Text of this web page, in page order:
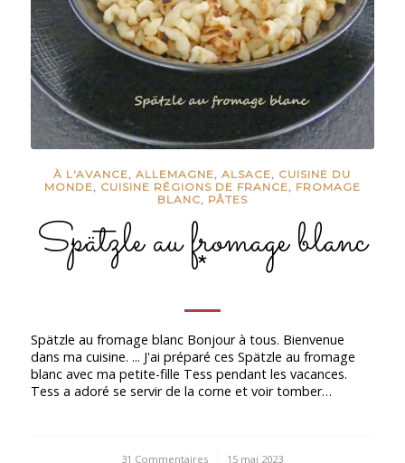
À L'AVANCE,ALLEMAGNE,ALSACE, CUISINE DU
MONDE, CUISINE RÉGIONS DE FRANCE, FROMAGE
BLANC, PÂTES
Spätzle au fromage blanc
*
Spätzle au fromage blanc Bonjour à tous. Bienvenue
dans ma cuisine. ... J'ai préparé ces Spätzle au fromage
blanc avec ma petite-fille Tess pendant les vacances.
Tess a adoré se servir de la corne et voir tomber…
31 Commentaires
/ 15 mai 2023